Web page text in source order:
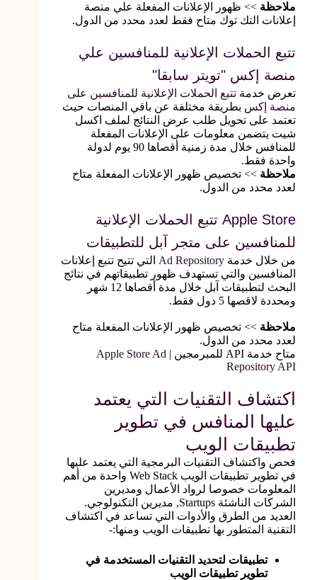
ملاحظة >> ظهور الإعلانات المفعلة علي منصة
إعلانات التك توك متاح فقط لعدد محدد من الدول.
تتبع الحملات الإعلانية للمنافسين علي
منصة إكس "تويتر سابقا"
تعرض خدمة تتبع الحملات الإعلانية للمنافسين على
منصة إكس بطريقة مختلفة عن باقي المنصات حيث
تعتمد على تحويل طلب عرض النتائج لملف اكسل
شيت يتضمن معلومات على الإعلانات المفعلة
للمنافس خلال مدة زمنية أقصاها 90 يوم لدولة
واحدة فقط.
ملاحظة >> تخصيص ظهور الإعلانات المفعلة متاح
لعدد محدد من الدول.
Apple Store تتبع الحملات الإعلانية
للمنافسين على متجر آبل للتطبيقات
من خلال خدمة Ad Repository التي تتيح تتبع إعلانات
المنافسين والتي تستهدف ظهور تطبيقاتهم في نتائج
البحث لتطبيقات آبل خلال مدة أقصاها 12 شهر
ومحددة لاقصها 5 دول فقط.
ملاحظة >> تخصيص ظهور الإعلانات المفعلة متاح
لعدد محدد من الدول.
متاح خدمة API للمبرمجين |
Apple Store Ad
Repository API
اكتشاف التقنيات التي يعتمد
عليها المنافس في تطوير
تطبيقات الويب
فحص واكتشاف التقنيات البرمجية التي يعتمد عليها
في تطوير تطبيقات الويب Web Stack واحدة من أهم
المعلومات خصوصا لرواد الأعمال ومديرين
الشركات الناشئة Startups, مديرين التكنولوجي.
العديد من الطرق والأدوات التي تساعد في اكتشاف
التقنية المتطور بها تطبيقات الويب ومنها:-
تطبيقات لتحديد التقنيات المستخدمة في
تطوير تطبيقات الويب